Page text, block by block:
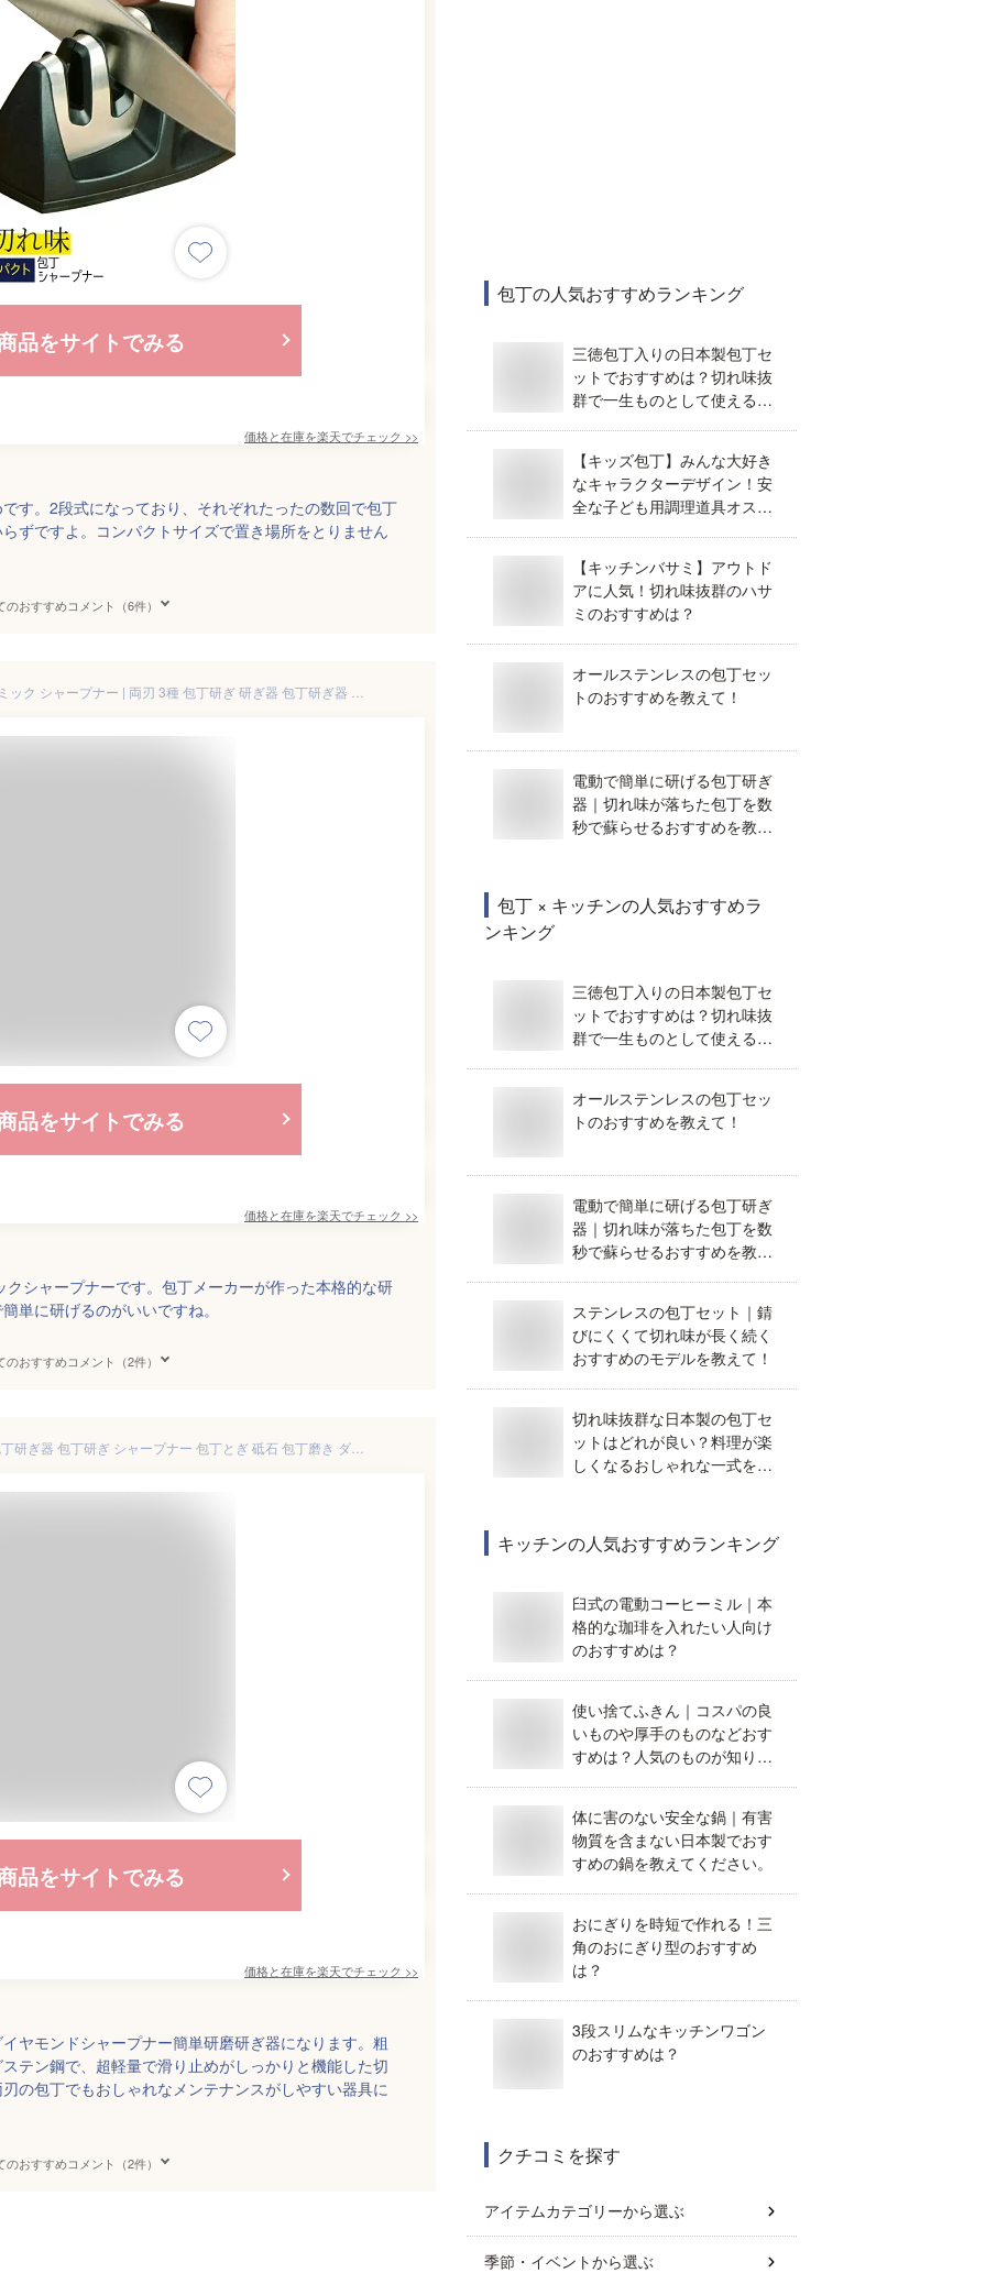
品をサイトでみる
価格と在庫を楽天でチェック >>
す。2段式になっており、それぞれたったの数回で包丁
ずですよ。コンパクトサイズで置き場所をとりません
のおすすめコメント（6件）
品をサイトでみる
価格と在庫を楽天でチェック >>
シャープナーです。包丁メーカーが作った本格的な研
単に研げるのがいいですね。
のおすすめコメント（2件）
品をサイトでみる
価格と在庫を楽天でチェック >>
ヤモンドシャープナー簡単研磨研ぎ器になります。粗
テン鋼で、超軽量で滑り止めがしっかりと機能した切
の包丁でもおしゃれなメンテナンスがしやすい器具に
のおすすめコメント（2件）
包丁の人気おすすめランキング
三徳包丁入りの日本製包丁セ
ットでおすすめは？切れ味抜
群で一生ものとして使えるも
【キッズ包丁】みんな大好き
なキャラクターデザイン！安
全な子ども用調理道具オスス
【キッチンバサミ】アウトド
アに人気！切れ味抜群のハサ
ミのおすすめは？
オールステンレスの包丁セッ
トのおすすめを教えて！
電動で簡単に研げる包丁研ぎ
器｜切れ味が落ちた包丁を数
秒で蘇らせるおすすめを教え
包丁 × キッチンの人気おすすめラ
ンキング
三徳包丁入りの日本製包丁セ
ットでおすすめは？切れ味抜
群で一生ものとして使えるも
オールステンレスの包丁セッ
トのおすすめを教えて！
電動で簡単に研げる包丁研ぎ
器｜切れ味が落ちた包丁を数
秒で蘇らせるおすすめを教え
ステンレスの包丁セット｜錆
びにくくて切れ味が長く続く
おすすめのモデルを教えて！
切れ味抜群な日本製の包丁セ
ットはどれが良い？料理が楽
しくなるおしゃれな一式を教
キッチンの人気おすすめランキング
臼式の電動コーヒーミル｜本
格的な珈琲を入れたい人向け
のおすすめは？
使い捨てふきん｜コスパの良
いものや厚手のものなどおす
すめは？人気のものが知りた
体に害のない安全な鍋｜有害
物質を含まない日本製でおす
すめの鍋を教えてください。
おにぎりを時短で作れる！三
角のおにぎり型のおすすめ
は？
3段スリムなキッチンワゴン
のおすすめは？
クチコミを探す
アイテムカテゴリーから選ぶ
季節・イベントから選ぶ